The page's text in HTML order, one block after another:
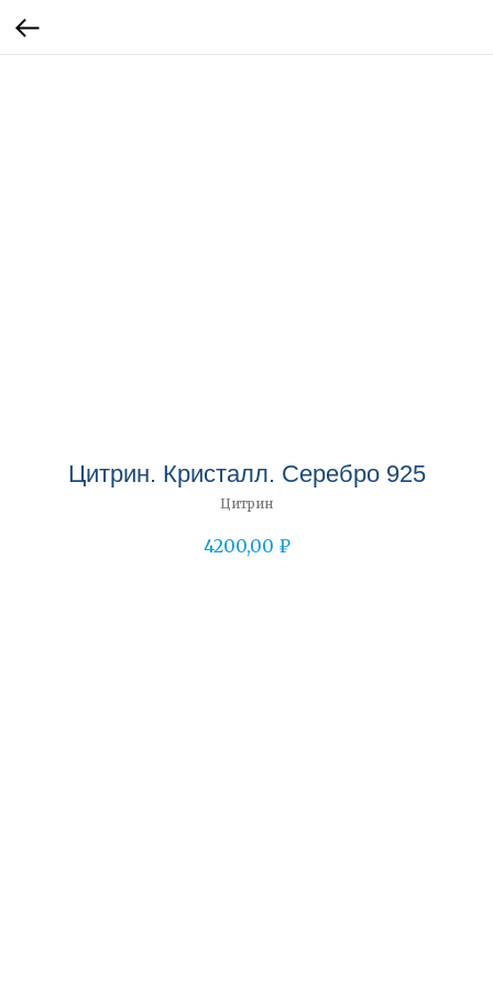
Цитрин. Кристалл. Серебро 925
Цитрин
4200,00 ₽